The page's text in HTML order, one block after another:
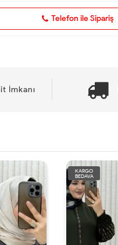
Telefon ile Sipariş
İmkanı
KARGO
BEDAVA